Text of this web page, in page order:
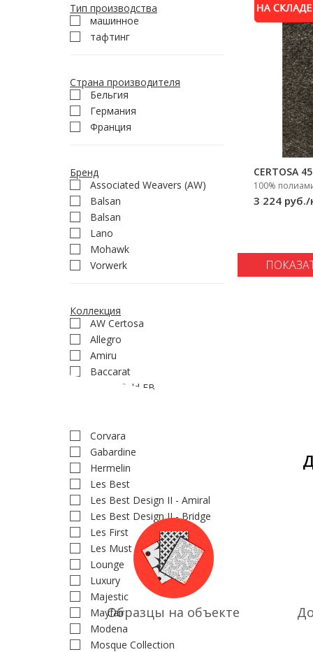
CERTOSA 45
100%
3 224
Тип производства
машинное
тафтинг
Страна производителя
Бельгия
Германия
Франция
Бренд
Associated Weavers (AW)
Balsan
Balsan
Lano
Mohawk
Vorwerk
Коллекция
AW Certosa
Allegro
Amiru
Baccarat
Bloomfield FB
Corvara
Gabardine
Hermelin
Les Best
Les Best Design II - Amiral
Les Best Design II - Bridge
Les First
Les Must
Lounge
Luxury
Majestic
Mayfair
Modena
Mosque Collection
Образцы на объекте